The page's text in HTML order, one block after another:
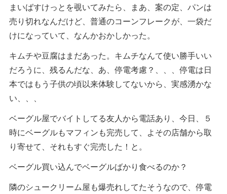
まいばすけっとを覗いてみたら、まあ、案の定、パンは
売り切れなんだけど、普通のコーンフレークが、一袋だ
けになっていて、なんかおかしかった。
キムチや豆腐はまだあった。キムチなんて使い勝手いい
だろうに、残るんだな、あ、停電考慮？、、、停電は日
本ではもう子供の頃以来体験してないから、実感湧かな
い、、、
ベーグル屋でバイトしてる友人から電話あり、今日、５
時にベーグルもマフィンも完売して、よその店舗から取
り寄せて、それもすぐ完売した！と。
ベーグル買い込んでベーグルばかり食べるのか？
隣のシュークリーム屋も爆売れしてたそうなので、停電